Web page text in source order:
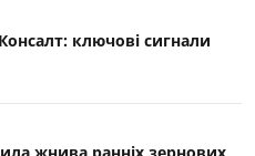
ключові cигнали